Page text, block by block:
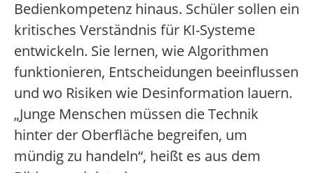
Bedienkompetenz hinaus. Schüler sollen ein
kritisches Verständnis für KI-Systeme
entwickeln. Sie lernen, wie Algorithmen
funktionieren, Entscheidungen beeinflussen
und wo Risiken wie Desinformation lauern.
„Junge Menschen müssen die Technik
hinter der Oberfläche begreifen, um
mündig zu handeln“, heißt es aus dem